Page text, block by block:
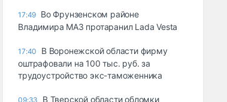
17:49 Во Фрунзенском районе
Владимира МАЗ протаранил Lada Vesta
17:40
В Воронежской области фирму
оштрафовали на 100 тыс. руб. за
трудоустройство экс-таможенника
09:33
В Тверской области обломки